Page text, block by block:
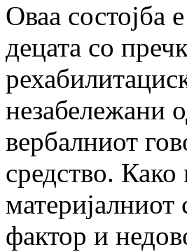
Оваа состојба
децата со
незабележани
вербалниот
средство.
материјалниот
фактор и